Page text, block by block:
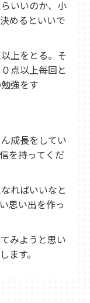
いいのか、小
めるといいで
上をとる。そ
点以上毎回と
強をす
成長をしてい
を持ってくだ
ればいいなと
思い出を作っ
みようと思い
ます。